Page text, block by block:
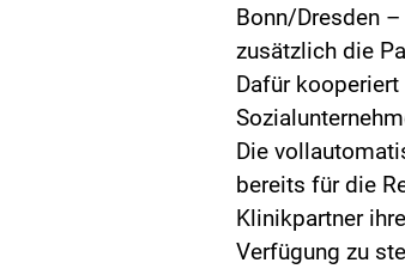
Bonn/Dresden
zusätzlich die
Dafür
Die
bereits für die
Klinikpartner
Verfügung zu